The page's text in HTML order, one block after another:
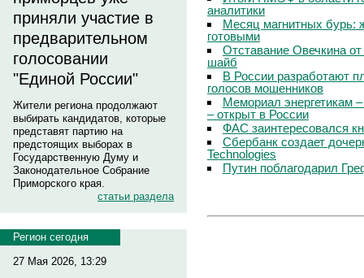
приняли участие в
предварительном
голосовании
"Единой России"
Жители региона продолжают
выбирать кандидатов, которые
представят партию на
предстоящих выборах в
Государственную Думу и
Законодательное Собрание
Приморского края.
статьи раздела
Регион сегодня
27 Мая 2026, 13:29
аналитики
Месяц магнитных бурь:
готовыми
Отставание Овечкина
шайб
В России разработают
голосов мошенников
Мемориал энергетикам
– открыт в России
ФАС заинтересовался
Сбербанк создает
Technologies
Путин поблагодарил